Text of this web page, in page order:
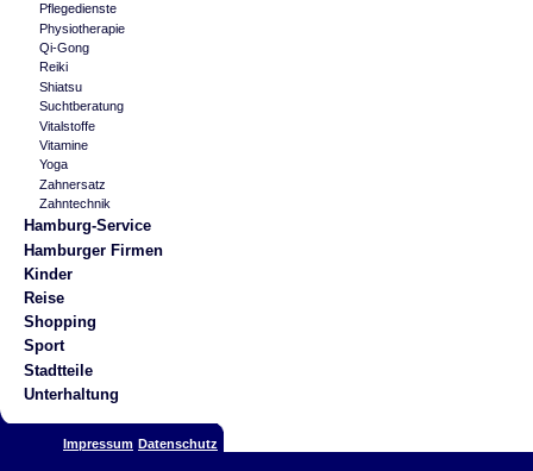
Pflegedienste
Physiotherapie
Qi-Gong
Reiki
Shiatsu
Suchtberatung
Vitalstoffe
Vitamine
Yoga
Zahnersatz
Zahntechnik
Hamburg-Service
Hamburger Firmen
Kinder
Reise
Shopping
Sport
Stadtteile
Unterhaltung
Impressum Datenschutz